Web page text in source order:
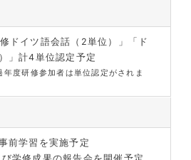
ドイツ語会話（2単位）」「ド
」計4単位認定予定
度研修参加者は単位認定がされま
前学習を実施予定